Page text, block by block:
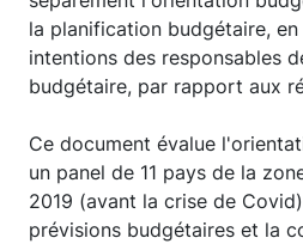
la planification budgétaire,
intentions des responsables
budgétaire, par rapport aux
Ce document évalue
un panel de 11 pays de la
2019 (avant la crise de
prévisions budgétaires et la